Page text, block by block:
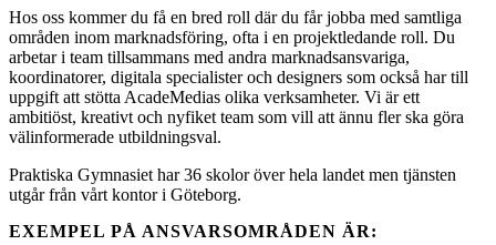
Hos oss kommer du få en bred roll där du får jobba med samtliga
områden inom marknadsföring, ofta i en projektledande roll. Du
arbetar i team tillsammans med andra marknadsansvariga,
koordinatorer, digitala specialister och designers som också har till
uppgift att stötta AcadeMedias olika verksamheter. Vi är ett
ambitiöst, kreativt och nyfiket team som vill att ännu fler ska göra
välinformerade utbildningsval.
Praktiska Gymnasiet har 36 skolor över hela landet men tjänsten
utgår från vårt kontor i Göteborg.
EXEMPEL PÅ ANSVARSOMRÅDEN ÄR: